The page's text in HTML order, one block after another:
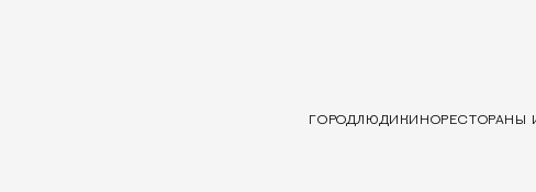
ГОРОДЛЮДИ КИНОРЕСТОРАНЫ